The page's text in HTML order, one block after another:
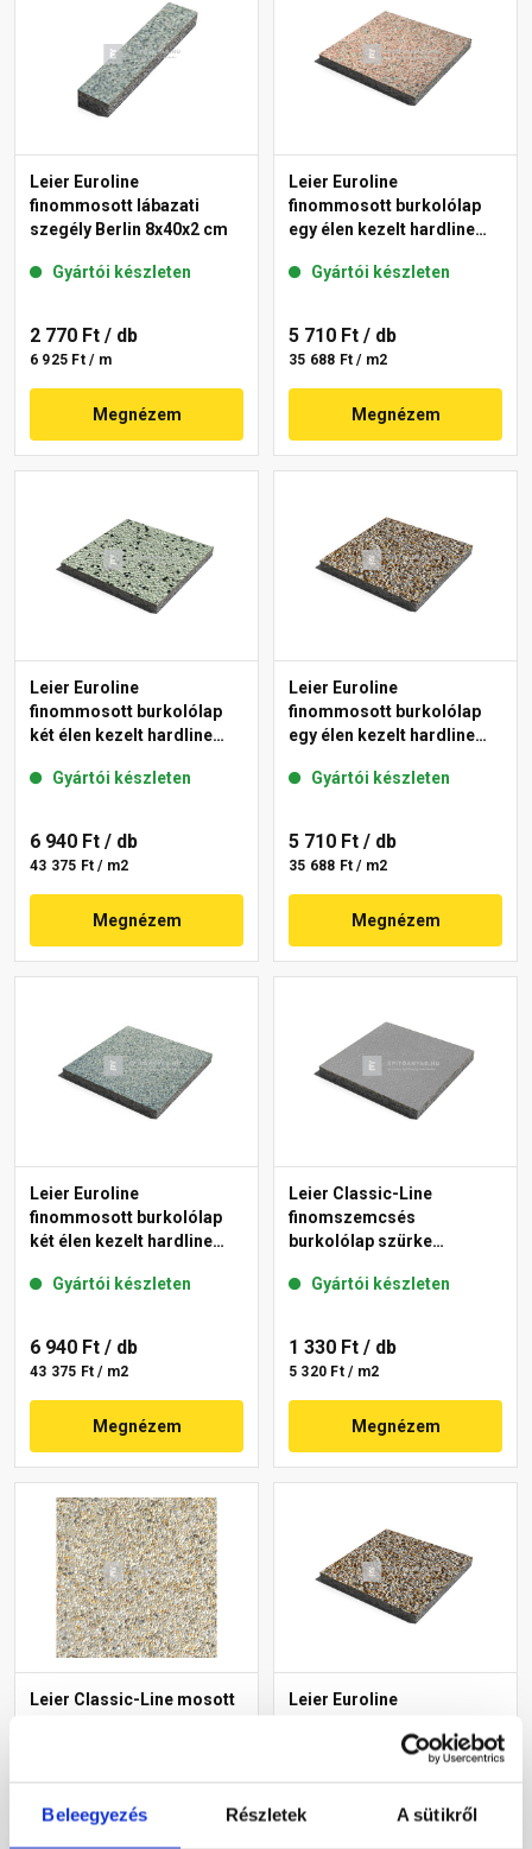
Beleegyezés Részletek A sütikről
Leier Euroline
finommosott lábazati
szegély Berlin 8x40x2 cm
Gyártói készleten
2 770 Ft / db
6 925 Ft / m
Megnézem
Leier Euroline
finommosott burkolólap
egy élen kezelt hardline
Gyártói készleten
5 710 Ft / db
35 688 Ft / m2
Megnézem
Leier Euroline
finommosott burkolólap
két élen kezelt hardline
Gyártói készleten
6 940 Ft / db
43 375 Ft / m2
Megnézem
Leier Euroline
finommosott burkolólap
egy élen kezelt hardline
Gyártói készleten
5 710 Ft / db
35 688 Ft / m2
Megnézem
Leier Euroline
finommosott burkolólap
két élen kezelt hardline
Gyártói készleten
6 940 Ft / db
43 375 Ft / m2
Megnézem
Leier Classic-Line
finomszemcsés
burkolólap szürke
Gyártói készleten
1 330 Ft / db
5 320 Ft / m2
Megnézem
Leier Classic-Line mosott
Leier Euroline
két élen kezelt softline
Prága 40x40x3,8 cm